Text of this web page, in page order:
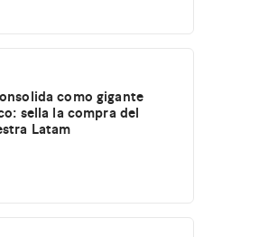
como gigante
sella la compra del
Latam